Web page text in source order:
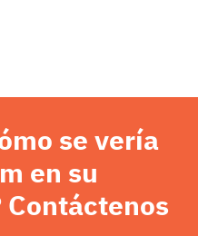
se vería
en su